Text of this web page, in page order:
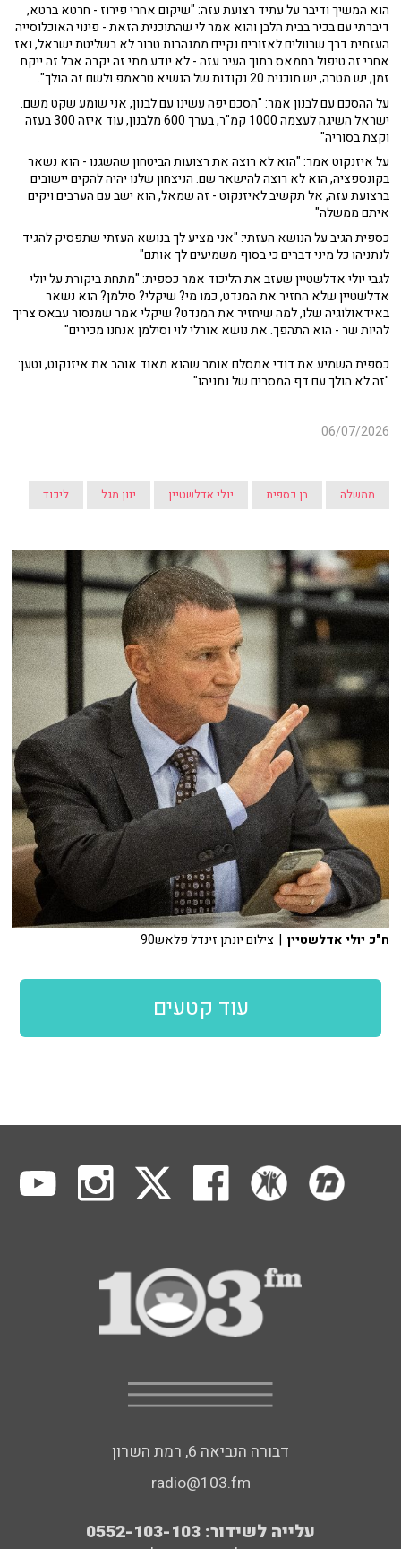
הוא המשיך ודיבר על עתיד רצועת עזה: "שיקום אחרי פירוז - חרטא ברטא,
דיברתי עם בכיר בבית הלבן והוא אמר לי שהתוכנית הזאת - פינוי האוכלוסייה
העזתית דרך שרוולים לאזורים נקיים ממנהרות טרור לא בשליטת ישראל, ואז
אחרי זה טיפול בחמאס בתוך העיר עזה - לא יודע מתי זה יקרה אבל זה ייקח
זמן, יש מטרה, יש תוכנית 20 נקודות של הנשיא טראמפ ולשם זה הולך".
על ההסכם עם לבנון אמר: "הסכם יפה עשינו עם לבנון, אני שומע שקט משם.
ישראל השיגה לעצמה 1000 קמ"ר, בערך 600 מלבנון, עוד איזה 300 בעזה
וקצת בסוריה"
על איזנקוט אמר: "הוא לא רוצה את רצועות הביטחון שהשגנו - הוא נשאר
בקונספציה, הוא לא רוצה להישאר שם. הניצחון שלנו יהיה להקים יישובים
ברצועת עזה, אל תקשיב לאיזנקוט - זה שמאל, הוא ישב עם הערבים ויקים
איתם ממשלה"
כספית הגיב על הנושא העזתי: "אני מציע לך בנושא העזתי שתפסיק להגיד
לנתניהו כל מיני דברים כי בסוף משמיעים לך אותם"
לגבי יולי אדלשטיין שעזב את הליכוד אמר כספית: "מתחת ביקורת על יולי
אדלשטיין שלא החזיר את המנדט, כמו מי? שיקלי? סילמן? הוא נשאר
באידאולוגיה שלו, למה שיחזיר את המנדט? שיקלי אמר שמנסור עבאס צריך
להיות שר - הוא התהפך. את נושא אורלי לוי וסילמן אנחנו מכירים"
כספית השמיע את דודי אמסלם אומר שהוא מאוד אוהב את איזנקוט, וטען:
"זה לא הולך עם דף המסרים של נתניהו".
06/07/2026
ממשלה בן כספית יולי אדלשטיין ינון מגל ליכוד
ח"כ יולי אדלשטיין | צילום יונתן זינדל פלאש90
עוד קטעים
דבורה הנביאה 6, רמת השרון
radio@103.fm
עלייה לשידור: 0552-103-103